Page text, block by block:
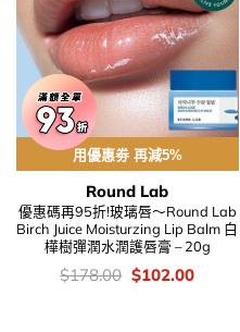
用優惠劵 再減5%
Round Lab
優惠碼再95折!玻璃唇～Round Lab
Birch Juice Moisturzing Lip Balm 白
樺樹彈潤水潤護唇膏 – 20g
價
錢：
$178.00 Original
price
$102.00Current